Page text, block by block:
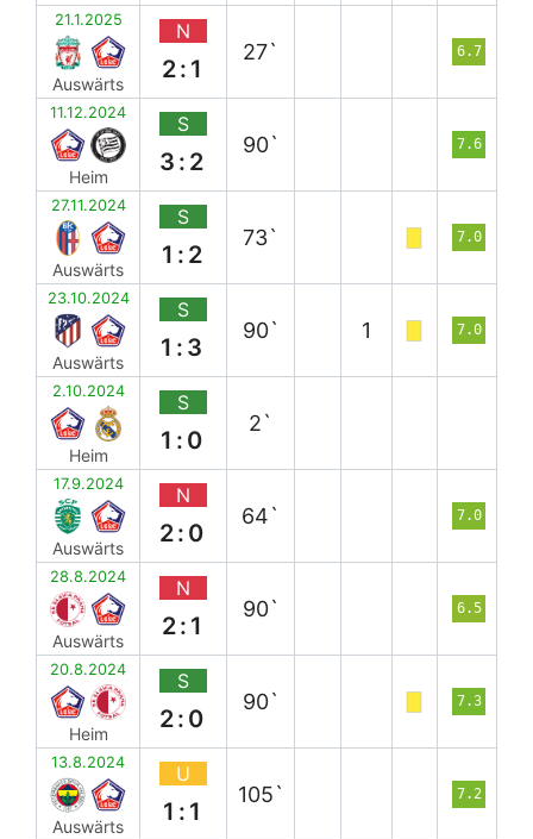
21.1.2025
Auswärts
N
2:1
27` 6.7
11.12.2024
Heim
S
3:2
90` 7.6
27.11.2024
Auswärts
S
1:2
73` 7.0
23.10.2024
Auswärts
S
1:3
90` 1 7.0
2.10.2024
Heim
S
1:0
2`
17.9.2024
Auswärts
N
2:0
64` 7.0
28.8.2024
Auswärts
N
2:1
90` 6.5
20.8.2024
Heim
S
2:0
90` 7.3
13.8.2024
Auswärts
U
1:1
105` 7.2